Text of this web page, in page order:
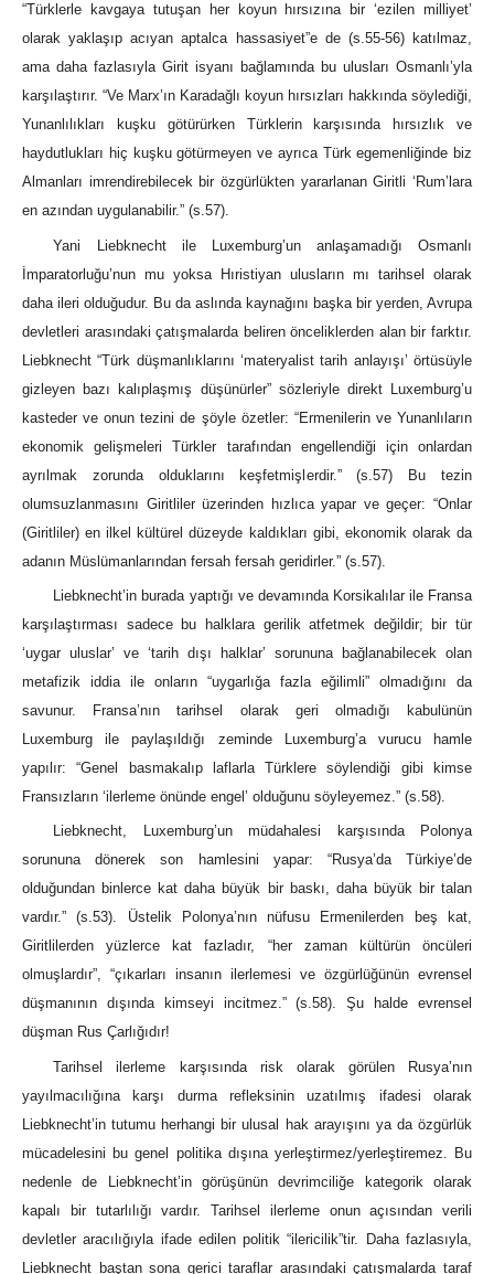
“Türklerle kavgaya tutuşan her koyun hırsızına bir ‘ezilen milliyet’
olarak yaklaşıp acıyan aptalca hassasiyet”e de (s.55-56) katılmaz,
ama daha fazlasıyla Girit isyanı bağlamında bu ulusları Osmanlı’yla
karşılaştırır. “Ve Marx’ın Karadağlı koyun hırsızları hakkında söylediği,
Yunanlılıkları kuşku götürürken Türklerin karşısında hırsızlık ve
haydutlukları hiç kuşku götürmeyen ve ayrıca Türk egemenliğinde biz
Almanları imrendirebilecek bir özgürlükten yararlanan Giritli ‘Rum’lara
en azından uygulanabilir.” (s.57).
Yani Liebknecht ile Luxemburg’un anlaşamadığı Osmanlı
İmparatorluğu’nun mu yoksa Hıristiyan ulusların mı tarihsel olarak
daha ileri olduğudur. Bu da aslında kaynağını başka bir yerden, Avrupa
devletleri arasındaki çatışmalarda beliren önceliklerden alan bir farktır.
Liebknecht “Türk düşmanlıklarını ‘materyalist tarih anlayışı’ örtüsüyle
gizleyen bazı kalıplaşmış düşünürler” sözleriyle direkt Luxemburg’u
kasteder ve onun tezini de şöyle özetler: “Ermenilerin ve Yunanlıların
ekonomik gelişmeleri Türkler tarafından engellendiği için onlardan
ayrılmak zorunda olduklarını keşfetmişlerdir.” (s.57) Bu tezin
olumsuzlanmasını Giritliler üzerinden hızlıca yapar ve geçer: “Onlar
(Giritliler) en ilkel kültürel düzeyde kaldıkları gibi, ekonomik olarak da
adanın Müslümanlarından fersah fersah geridirler.” (s.57).
Liebknecht’in burada yaptığı ve devamında Korsikalılar ile Fransa
karşılaştırması sadece bu halklara gerilik atfetmek değildir; bir tür
‘uygar uluslar’ ve ‘tarih dışı halklar’ sorununa bağlanabilecek olan
metafizik iddia ile onların “uygarlığa fazla eğilimli” olmadığını da
savunur. Fransa’nın tarihsel olarak geri olmadığı kabulünün
Luxemburg ile paylaşıldığı zeminde Luxemburg’a vurucu hamle
yapılır: “Genel basmakalıp laflarla Türklere söylendiği gibi kimse
Fransızların ‘ilerleme önünde engel’ olduğunu söyleyemez.” (s.58).
Liebknecht, Luxemburg’un müdahalesi karşısında Polonya
sorununa dönerek son hamlesini yapar: “Rusya’da Türkiye’de
olduğundan binlerce kat daha büyük bir baskı, daha büyük bir talan
vardır.” (s.53). Üstelik Polonya’nın nüfusu Ermenilerden beş kat,
Giritlilerden yüzlerce kat fazladır, “her zaman kültürün öncüleri
olmuşlardır”, “çıkarları insanın ilerlemesi ve özgürlüğünün evrensel
düşmanının dışında kimseyi incitmez.” (s.58). Şu halde evrensel
düşman Rus Çarlığıdır!
Tarihsel ilerleme karşısında risk olarak görülen Rusya’nın
yayılmacılığına karşı durma refleksinin uzatılmış ifadesi olarak
Liebknecht’in tutumu herhangi bir ulusal hak arayışını ya da özgürlük
mücadelesini bu genel politika dışına yerleştirmez/yerleştiremez. Bu
nedenle de Liebknecht’in görüşünün devrimciliğe kategorik olarak
kapalı bir tutarlılığı vardır. Tarihsel ilerleme onun açısından verili
devletler aracılığıyla ifade edilen politik “ilericilik”tir. Daha fazlasıyla,
Liebknecht baştan sona gerici taraflar arasındaki çatışmalarda taraf